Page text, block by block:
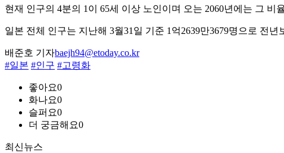
현재 인구의 4분의 1이 65세 이상 노인이며 오는 2060년에는 그 비
일본 전체 인구는 지난해 3월31일 기준 1억2639만3679명으로 전년
배준호 기자baejh94@etoday.co.kr
#일본 #인구 #고령화
좋아요0
화나요0
슬퍼요0
더 궁금해요0
최신뉴스